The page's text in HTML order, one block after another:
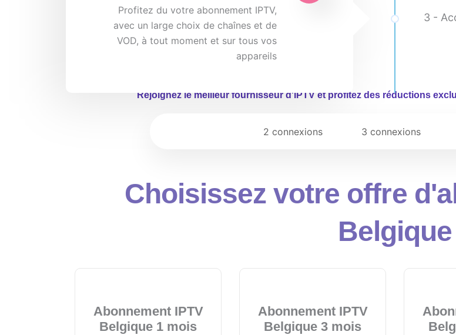
Profitez du votre abonnement IPTV,
avec un large choix de chaînes et de
VOD, à tout moment et sur tous vos
appareils
3 -
Rejoignez le meilleur fournisseur d'IPTV et profitez des réductions
2 connexions 3 connexions
Choisissez votre offre
Belgique
Abonnement IPTV
Belgique 1 mois
Abonnement IPTV
Belgique 3 mois